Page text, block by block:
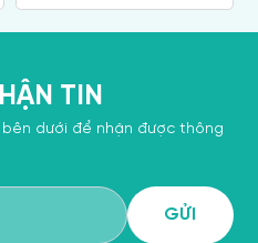
TIN
dưới để nhận được thông